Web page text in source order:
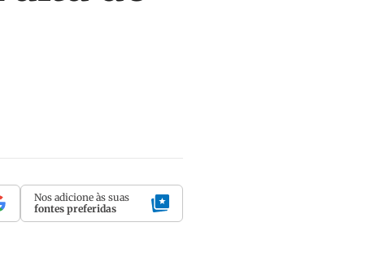
Nos adicione às suas
fontes preferidas